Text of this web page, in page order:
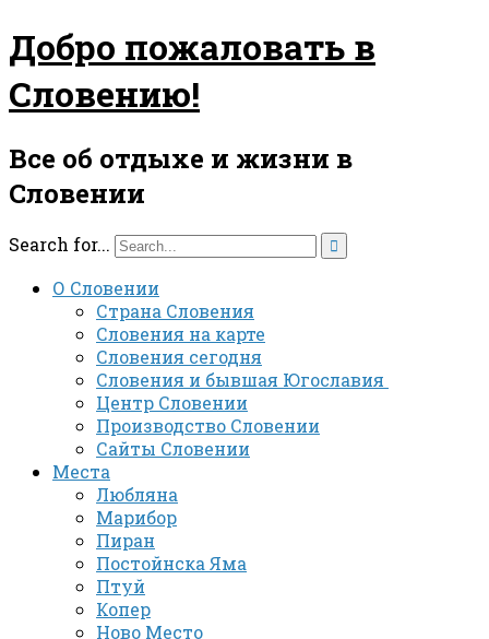
Добро пожаловать в
Словению!
Все об отдыхе и жизни в
Словении
Search for... 
О Словении
Страна Словения
Словения на карте
Словения сегодня
Словения и бывшая Югославия
Центр Словении
Производство Словении
Сайты Словении
Места
Любляна
Марибор
Пиран
Постойнска Яма
Птуй
Копер
Ново Место